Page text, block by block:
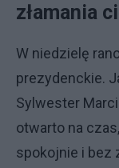
złamania
W niedzielę
prezydenckie.
Sylwester
otwarto na
spokojnie i bez